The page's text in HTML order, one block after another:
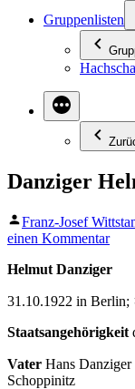
Gruppenlisten
Danziger
Veröffentlicht
von
Franz-Josef
einen Kommentarzu
Helmut Danziger
31.10.1922 in
Staatsangehörigkeit
Vater Hans
Schoppinitz